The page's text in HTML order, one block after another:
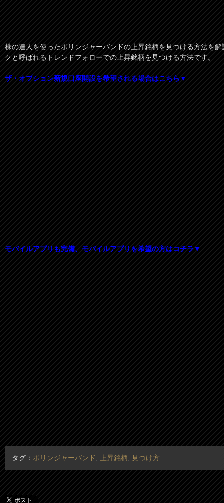
株の達人を使ったボリンジャーバンドの上昇銘柄を見つける方法を
クと呼ばれるトレンドフォローでの上昇銘柄を見つける方法です。
ザ・オプション新規口座開設を希望される場合はこちら▼
モバイルアプリも完備、モバイルアプリを希望の方はコチラ▼
タグ： ボリンジャーバンド 上昇銘柄 見つけ方